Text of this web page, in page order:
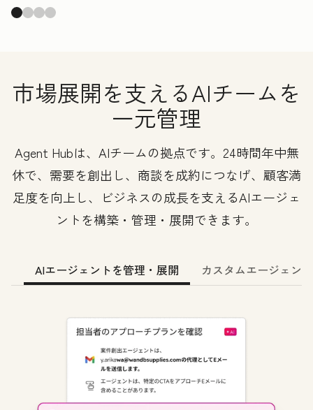
市場展開を支えるAIチームを
一元管理
Agent Hubは、AIチームの拠点です。24時間年中無
休で、需要を創出し、商談を成約につなげ、顧客満
足度を向上し、ビジネスの成長を支えるAIエージェ
ントを構築・管理・展開できます。
AIエージェントを管理・展開 カスタムエージェン